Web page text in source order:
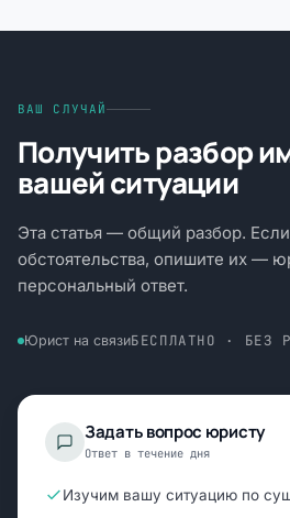
ВАШ СЛУЧАЙ
Получить разбор
вашей ситуации
Эта статья — общий разбор.
обстоятельства, опишите их —
персональный ответ.
Юрист на связиБЕСПЛАТНО · БЕЗ
Задать вопрос юристу
Ответ в течение дня
Изучим вашу ситуацию по